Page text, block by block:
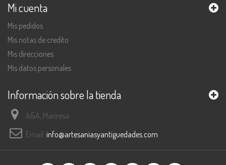
Mi cuenta
Mis pedidos
Mis notas de credito
Mis direcciones
Mis datos personales
Información sobre la tienda
A&A, Manresa
Email: info@artesaniasyantiguedades.com